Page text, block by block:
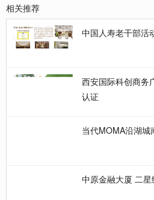
相关推荐
中国人寿老干部活
西安国际科创商务
认证
当代MOMA沿湖城
中原金融大厦 二